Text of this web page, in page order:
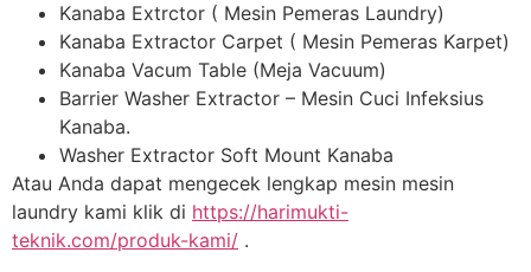
Kanaba Extrctor ( Mesin Pemeras Laundry)
Kanaba Extractor Carpet ( Mesin Pemeras Karpet)
Kanaba Vacum Table (Meja Vacuum)
Barrier Washer Extractor – Mesin Cuci Infeksius
Kanaba.
Washer Extractor Soft Mount Kanaba
Atau Anda dapat mengecek lengkap mesin mesin
laundry kami klik di https://harimukti-
teknik.com/produk-kami/ .